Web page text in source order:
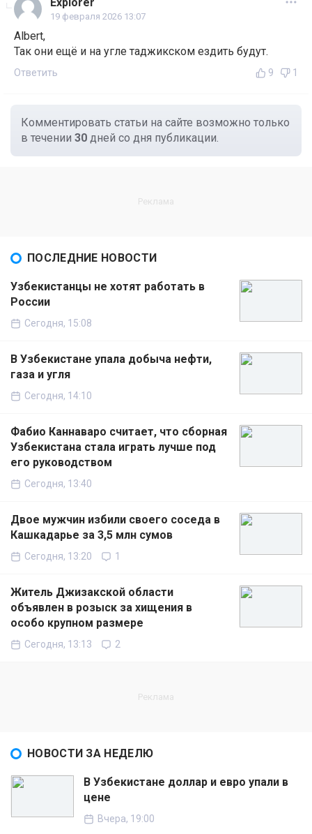
Explorer
19 февраля 2026 13:07
Albert,
Так они ещё и на угле таджикском ездить будут.
Ответить 9 1
Комментировать статьи на сайте возможно только
в течении 30 дней со дня публикации.
ПОСЛЕДНИЕ НОВОСТИ
Узбекистанцы не хотят работать в
России
Сегодня, 15:08
В Узбекистане упала добыча нефти,
газа и угля
Сегодня, 14:10
Фабио Каннаваро считает, что сборная
Узбекистана стала играть лучше под
его руководством
Сегодня, 13:40
Двое мужчин избили своего соседа в
Кашкадарье за 3,5 млн сумов
Сегодня, 13:20 1
Житель Джизакской области
объявлен в розыск за хищения в
особо крупном размере
Сегодня, 13:13 2
НОВОСТИ ЗА НЕДЕЛЮ
В Узбекистане доллар и евро упали в
цене
Вчера, 19:00